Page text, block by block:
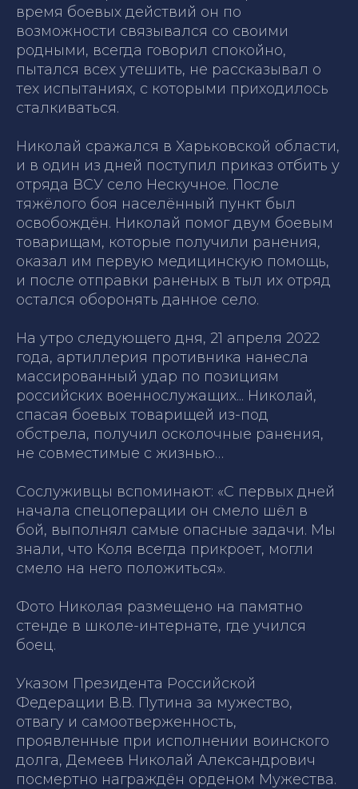
время боевых действий он по
возможности связывался со своими
родными, всегда говорил спокойно,
пытался всех утешить, не рассказывал о
тех испытаниях, с которыми приходилось
сталкиваться.
Николай сражался в Харьковской области,
и в один из дней поступил приказ отбить у
отряда ВСУ село Нескучное. После
тяжёлого боя населённый пункт был
освобождён. Николай помог двум боевым
товарищам, которые получили ранения,
оказал им первую медицинскую помощь,
и после отправки раненых в тыл их отряд
остался оборонять данное село.
На утро следующего дня, 21 апреля 2022
года, артиллерия противника нанесла
массированный удар по позициям
российских военнослужащих... Николай,
спасая боевых товарищей из-под
обстрела, получил осколочные ранения,
не совместимые с жизнью…
Сослуживцы вспоминают: «С первых дней
начала спецоперации он смело шёл в
бой, выполнял самые опасные задачи. Мы
знали, что Коля всегда прикроет, могли
смело на него положиться».
Фото Николая размещено на памятно
стенде в школе-интернате, где учился
боец.
Указом Президента Российской
Федерации В.В. Путина за мужество,
отвагу и самоотверженность,
проявленные при исполнении воинского
долга, Демеев Николай Александрович
посмертно награждён орденом Мужества.